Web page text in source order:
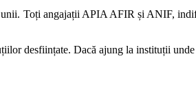
Toți angajații APIA AFIR și ANIF,
desființate. Dacă ajung la instituții